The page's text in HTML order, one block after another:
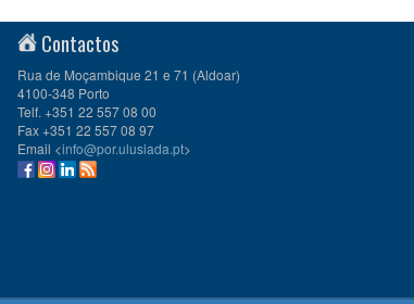
Contactos
Rua de Moçambique 21 e 71 (Aldoar)
4100-348 Porto
Telf. +351 22 557 08 00
Fax +351 22 557 08 97
Email <info@por.ulusiada.pt>